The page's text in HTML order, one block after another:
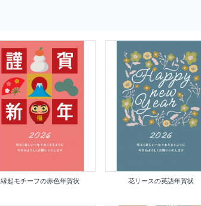
縁起モチーフの赤色年賀状 花リースの英語年賀状